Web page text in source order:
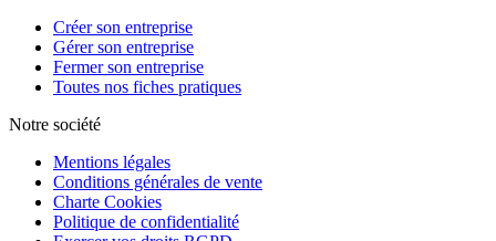
Créer son entreprise
Gérer son entreprise
Fermer son entreprise
Toutes nos fiches pratiques
Notre société
Mentions légales
Conditions générales de vente
Charte Cookies
Politique de confidentialité